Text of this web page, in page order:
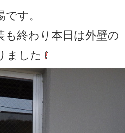
す。
も終わり本日は外壁の
ました